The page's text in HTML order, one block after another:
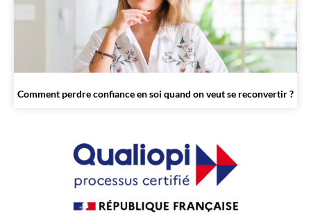
Comment perdre confiance en soi quand on veut se reconvertir ?